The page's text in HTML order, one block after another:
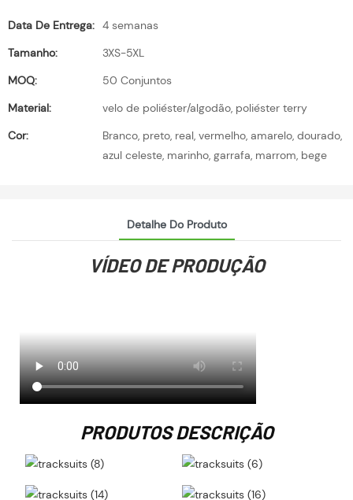
Data De Entrega: 4 semanas
Tamanho:
3XS-5XL
MOQ:
50 Conjuntos
Material:
velo de poliéster/algodão, poliéster terry
Cor:
Branco, preto, real, vermelho, amarelo, dourado,
azul celeste, marinho, garrafa, marrom, bege
Detalhe Do Produto
VÍDEO DE PRODUÇÃO
PRODUTOS DESCRIÇÃO